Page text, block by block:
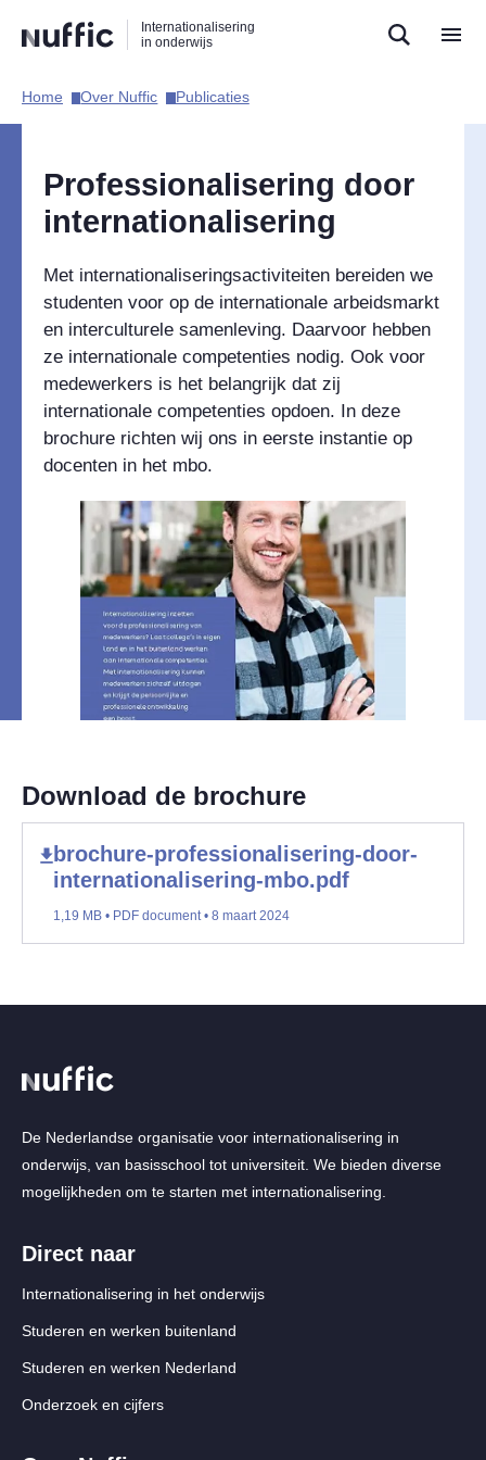
naar
zoekfunctie
naar
hoofdnavigatie
naar
inhoud
Internationalisering
in onderwijs
Hoofdnavigatie
Home​ Over Nuffic​ Publicaties​
Professionalisering door
internationalisering
Met internationaliseringsactiviteiten bereiden we
studenten voor op de internationale arbeidsmarkt
en interculturele samenleving. Daarvoor hebben
ze internationale competenties nodig. Ook voor
medewerkers is het belangrijk dat zij
internationale competenties opdoen. In deze
brochure richten wij ons in eerste instantie op
docenten in het mbo.
Download de brochure
brochure-professionalisering-door-
internationalisering-mbo.pdf
1,19 MB • PDF document • 8 maart 2024
De Nederlandse organisatie voor internationalisering in
onderwijs, van basisschool tot universiteit. We bieden diverse
mogelijkheden om te starten met internationalisering.
Direct naar
Internationalisering in het onderwijs
Studeren en werken buitenland
Studeren en werken Nederland
Onderzoek en cijfers